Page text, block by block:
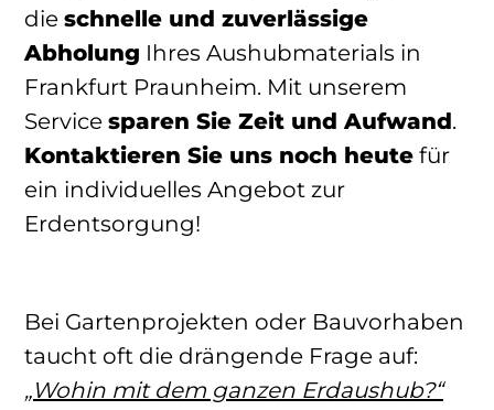
die schnelle und zuverlässige
Abholung Ihres Aushubmaterials in
Frankfurt Praunheim. Mit unserem
Service sparen Sie Zeit und Aufwand.
Kontaktieren Sie uns noch heute für
ein individuelles Angebot zur
Erdentsorgung!
Bei Gartenprojekten oder Bauvorhaben
taucht oft die drängende Frage auf:
„Wohin mit dem ganzen Erdaushub?“